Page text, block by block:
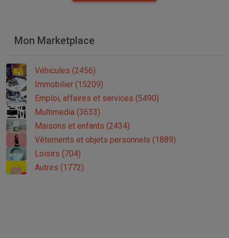
Mon Marketplace
Véhicules (2456)
Immobilier (15209)
Emploi, affaires et services (5490)
Multimedia (3633)
Maisons et enfants (2434)
Vêtements et objets personnels (1889)
Loisirs (704)
Autres (1772)